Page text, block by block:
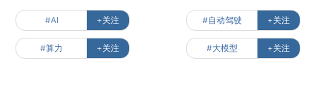
#AI +关注 #自动驾驶 +关注
#算力 +关注 #大模型 +关注